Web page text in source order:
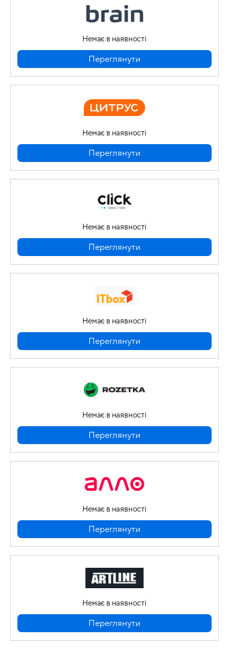
Немає в наявності
Переглянути
Немає в наявності
Переглянути
Немає в наявності
Переглянути
Немає в наявності
Переглянути
Немає в наявності
Переглянути
Немає в наявності
Переглянути
Немає в наявності
Переглянути